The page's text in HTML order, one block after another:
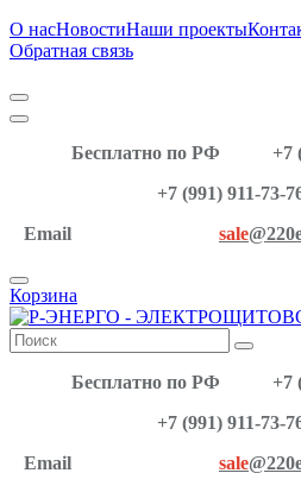
О насНовостиНаши проекты
Обратная связь
Бесплатно по РФ
+7
+7 (991) 911-73-
Email
sale
Корзина
Бесплатно по РФ
+7
+7 (991) 911-73-
Email
sale